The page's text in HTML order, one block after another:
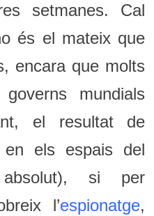
setmanes. Cal
és el mateix que
encara que molts
mundials
el resultat de
els espais del
si per
l’espionatge,